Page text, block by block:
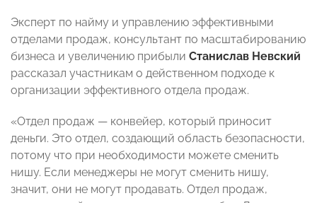
Эксперт по найму и управлению эффективными
отделами продаж, консультант по масштабированию
бизнеса и увеличению прибыли Станислав Невский
рассказал участникам о действенном подходе к
организации эффективного отдела продаж.
«Отдел продаж — конвейер, который приносит
деньги. Это отдел, создающий область безопасности,
потому что при необходимости можете сменить
нишу. Если менеджеры не могут сменить нишу,
значит, они не могут продавать. Отдел продаж,